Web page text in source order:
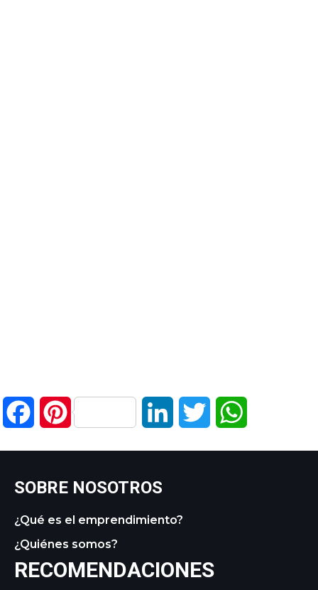
FacebookPinterest LinkedIn Twitter
SOBRE NOSOTROS
¿Qué es el emprendimiento?
¿Quiénes somos?
RECOMENDACIONES